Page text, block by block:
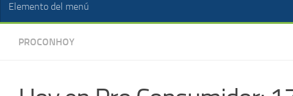
Elemento del menú
PROCONHOY